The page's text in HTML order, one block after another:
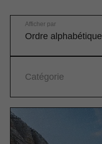
Ordre alphabétique
Afficher par
Catégorie